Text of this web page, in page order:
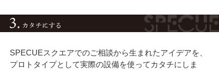
SPECUEスクエアでのご相談から生まれたアイデアを、
プロトタイプとして実際の設備を使ってカタチにしま